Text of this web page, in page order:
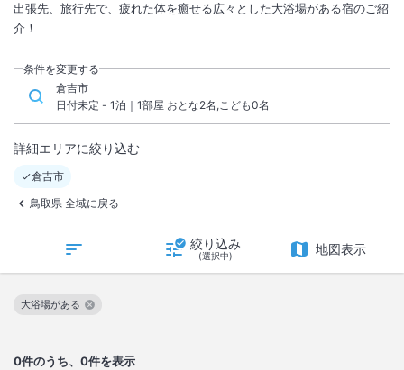
出張先、旅行先で、疲れた体を癒せる広々とした大浴場がある宿のご紹
介！
条件を変更する
倉吉市
日付未定 - 1泊｜1部屋 おとな2名,こども0名
詳細エリアに絞り込む
倉吉市
鳥取県 全域に戻る
絞り込み
(選択中) 地図表示
0件のうち、0件を表示
大浴場がある
この絞り込み条件を解除